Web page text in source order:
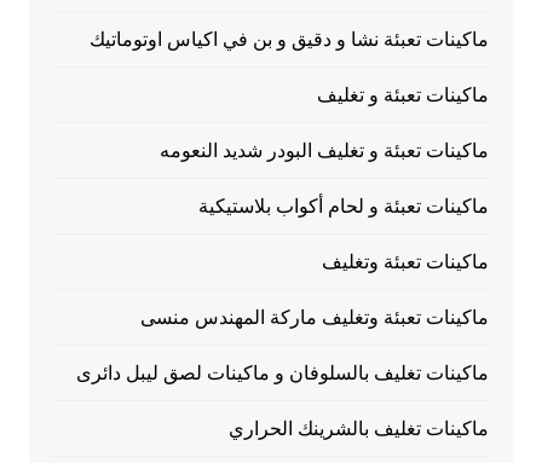
ماكينات تعبئة نشا و دقيق و بن في اكياس اوتوماتيك
ماكينات تعبئة و تغليف
ماكينات تعبئة و تغليف البودر شديد النعومه
ماكينات تعبئة و لحام أكواب بلاستيكية
ماكينات تعبئة وتغليف
ماكينات تعبئة وتغليف ماركة المهندس منسى
ماكينات تغليف بالسلوفان و ماكينات لصق ليبل دائرى
ماكينات تغليف بالشرينك الحراري